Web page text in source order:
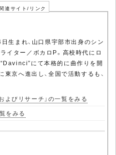
連サイト/リンク
生まれ、山口県宇部市出身のシン
イター／ボカロP。高校時代にロ
“Davinci”にて本格的に曲作りを開
東京へ進出し、全国で活動するも、
よびリサーチ」の一覧をみる
をみる